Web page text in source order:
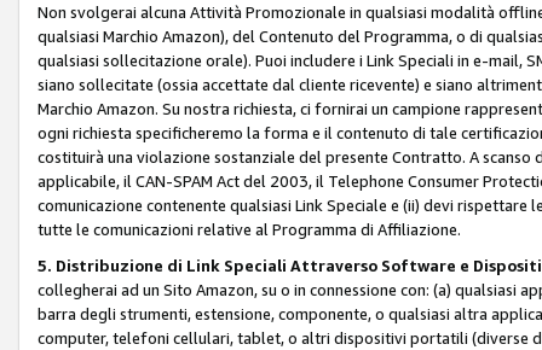
Non svolgerai alcuna Attività Promozionale in qualsiasi modalità
qualsiasi Marchio Amazon), del Contenuto del Programma, o di
qualsiasi sollecitazione orale). Puoi includere i Link Speciali in e-mail,
siano sollecitate (ossia accettate dal cliente ricevente) e siano
Marchio Amazon. Su nostra richiesta, ci fornirai un campione
ogni richiesta specificheremo la forma e il contenuto di tale
costituirà una violazione sostanziale del presente Contratto. A
applicabile, il CAN-SPAM Act del 2003, il Telephone Consumer
comunicazione contenente qualsiasi Link Speciale e (ii) devi
tutte le comunicazioni relative al Programma di Affiliazione.
5. Distribuzione di Link Speciali Attraverso Software e
collegherai ad un Sito Amazon, su o in connessione con: (a)
barra degli strumenti, estensione, componente, o qualsiasi altra
computer, telefoni cellulari, tablet, o altri dispositivi portatili (diverse